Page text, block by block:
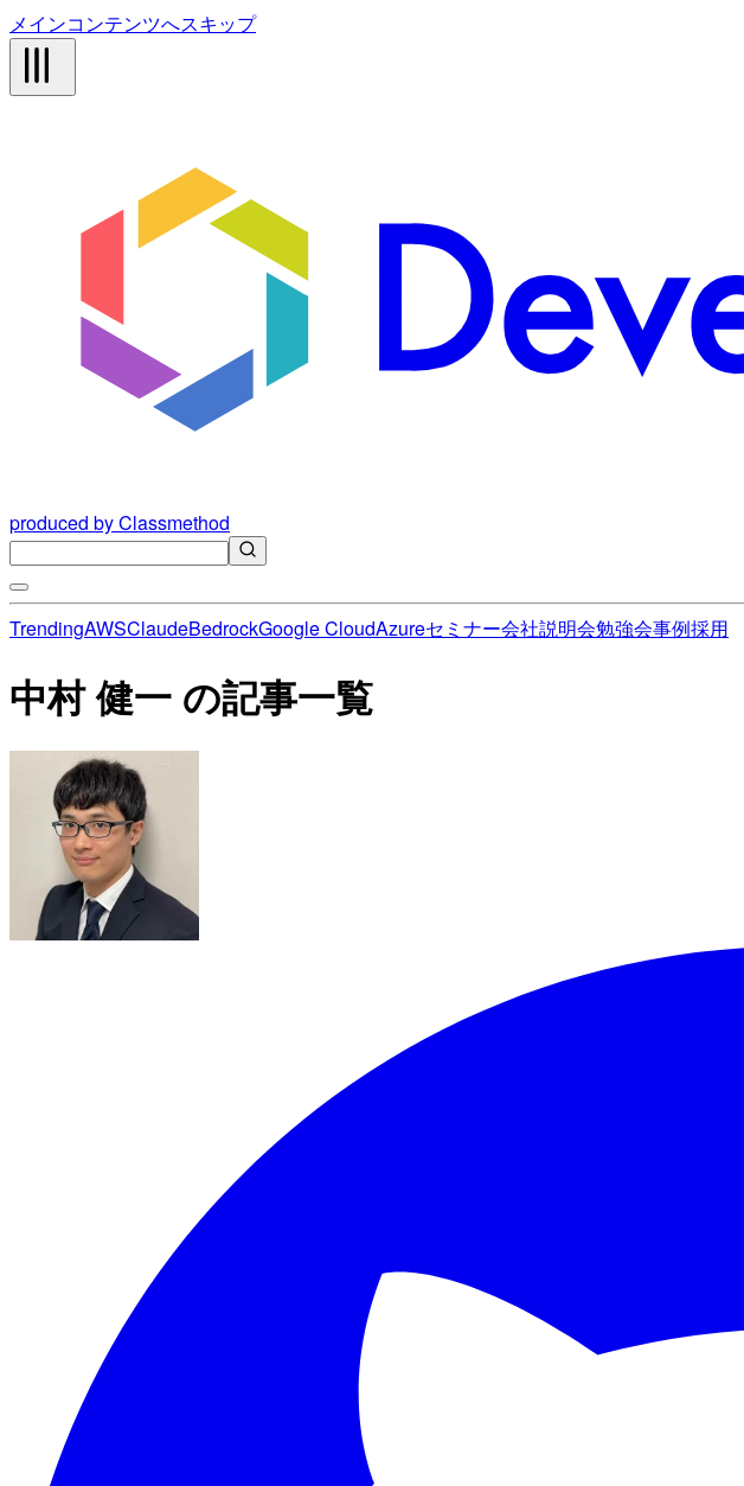
メインコンテンツへスキップ
produced by Classmethod
TrendingAWSClaudeBedrockGoogle CloudAzureセミナー会社説明会勉強会事例採用
中村 健一 の記事一覧